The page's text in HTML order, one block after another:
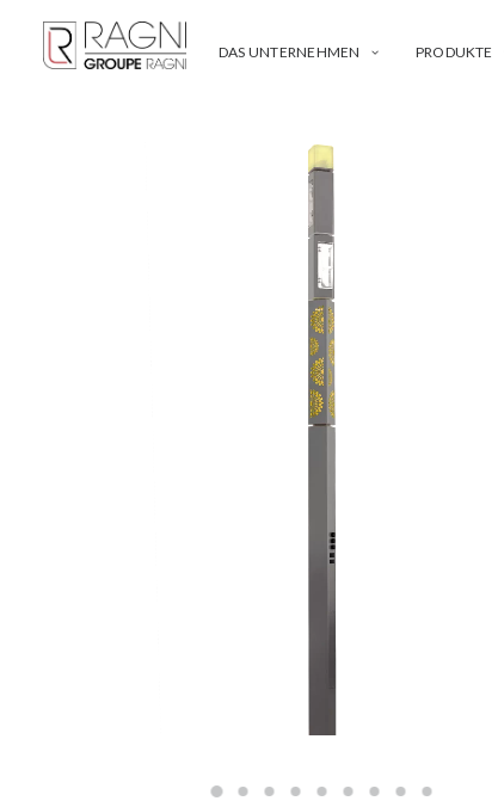
DAS UNTERNEHMEN PRODUKTE